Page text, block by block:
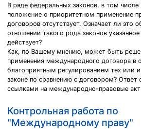
В ряде федеральных законов, в том
положение о приоритетном применение
договоров отсутствует. Означает ли это
отношении такого рода законов
действует?
Как, по Вашему мнению, может быть
применения международного договора в
благоприятным регулированием тех или
законе по сравнению с договором? Ответ
ссылками на международно-правовые
Контрольная работа по
"Международному праву"